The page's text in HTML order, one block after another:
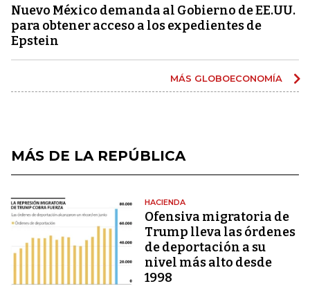
Nuevo México demanda al Gobierno de EE.UU.
para obtener acceso a los expedientes de
Epstein
MÁS GLOBOECONOMÍA
MÁS DE LA REPÚBLICA
HACIENDA
Ofensiva migratoria de
Trump lleva las órdenes
de deportación a su
nivel más alto desde
1998